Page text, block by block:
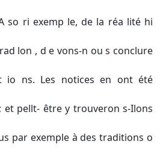
so ri exemp le, de la réa lité hi
lon , d e vons-n ou s conclure
io ns. Les notices en ont été
et pellt- être y trouveron s-Ilons
par exemple à des traditions o